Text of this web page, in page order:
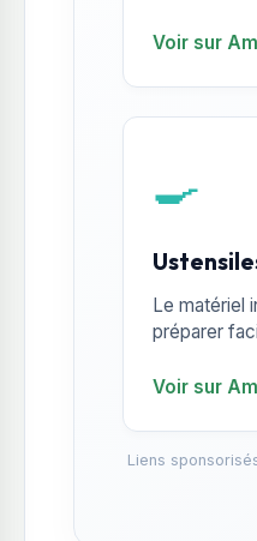
Voir sur
🍳
Le matériel
préparer
Voir sur
Liens